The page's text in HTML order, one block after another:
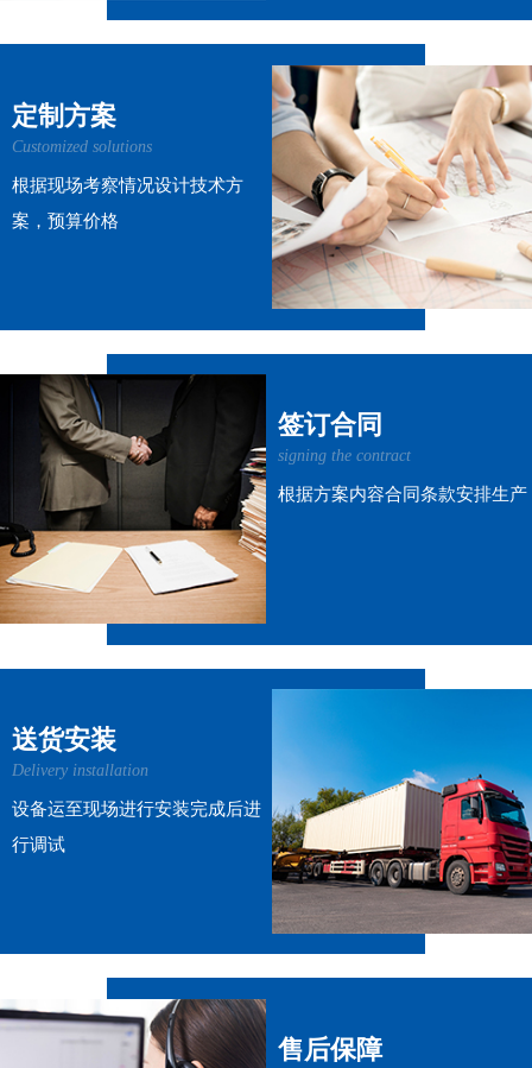
定制方案
Customized solutions
根据现场考察情况设计技术方
案，预算价格
签订合同
signing the contract
根据方案内容合同条款安排生产
送货安装
Delivery installation
设备运至现场进行安装完成后进
行调试
售后保障